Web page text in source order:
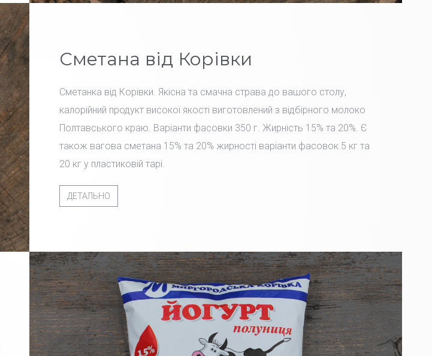
Сметана від Корівки
Сметанка від Корівки. Якісна та смачна страва до вашого столу,
калорійний продукт високої якості виготовлений з відбірного молоко
Полтавського краю. Варіанти фасовки 350 г. Жирність 15% та 20%. Є
також вагова сметана 15% та 20% жирності варіанти фасовок 5 кг та
20 кг у пластиковій тарі.
ДЕТАЛЬНО